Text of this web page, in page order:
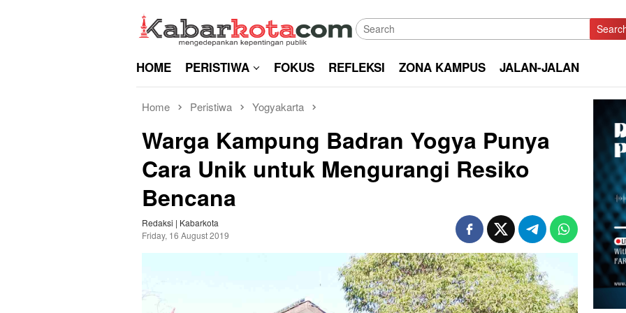
HOME PERISTIWA FOKUS REFLEKSI ZONA KAMPUS JALAN-JALAN
Home Peristiwa Yogyakarta
Warga Kampung Badran Yogya Punya
Cara Unik untuk Mengurangi Resiko
Bencana
Redaksi | Kabarkota
Friday, 16 August 2019